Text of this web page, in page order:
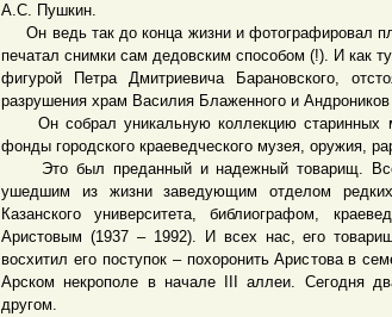
А.С. Пушкин.
Он ведь так до конца жизни и фотографировал
печатал снимки сам дедовским способом (!). И как
фигурой Петра Дмитриевича Барановского,
разрушения храм Василия Блаженного и
Он собрал уникальную коллекцию старинных
фонды городского краеведческого музея, оружия,
Это был преданный и надежный товарищ.
ушедшим из жизни заведующим отделом редких
Казанского университета, библиографом,
Аристовым (1937 – 1992). И всех нас, его
восхитил его поступок – похоронить Аристова в
Арском некрополе в начале III аллеи. Сегодня
другом.